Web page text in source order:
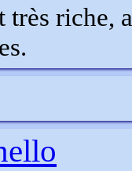
très riche,